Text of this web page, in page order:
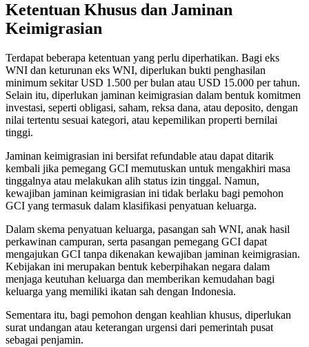
Ketentuan Khusus dan Jaminan
Keimigrasian
Terdapat beberapa ketentuan yang perlu diperhatikan. Bagi eks
WNI dan keturunan eks WNI, diperlukan bukti penghasilan
minimum sekitar USD 1.500 per bulan atau USD 15.000 per tahun.
Selain itu, diperlukan jaminan keimigrasian dalam bentuk komitmen
investasi, seperti obligasi, saham, reksa dana, atau deposito, dengan
nilai tertentu sesuai kategori, atau kepemilikan properti bernilai
tinggi.
Jaminan keimigrasian ini bersifat refundable atau dapat ditarik
kembali jika pemegang GCI memutuskan untuk mengakhiri masa
tinggalnya atau melakukan alih status izin tinggal. Namun,
kewajiban jaminan keimigrasian ini tidak berlaku bagi pemohon
GCI yang termasuk dalam klasifikasi penyatuan keluarga.
Dalam skema penyatuan keluarga, pasangan sah WNI, anak hasil
perkawinan campuran, serta pasangan pemegang GCI dapat
mengajukan GCI tanpa dikenakan kewajiban jaminan keimigrasian.
Kebijakan ini merupakan bentuk keberpihakan negara dalam
menjaga keutuhan keluarga dan memberikan kemudahan bagi
keluarga yang memiliki ikatan sah dengan Indonesia.
Sementara itu, bagi pemohon dengan keahlian khusus, diperlukan
surat undangan atau keterangan urgensi dari pemerintah pusat
sebagai penjamin.